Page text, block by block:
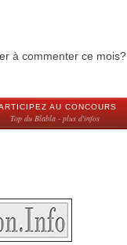
à commenter ce mois?
AU CONCOURS
Top du Blabla - plus d'infos